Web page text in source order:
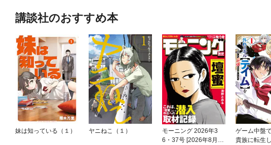
講談社のおすすめ本
妹は知っている（１） ヤニねこ（１）
モーニング 2026年3
6・37号 [2026年8月6
ゲーム中盤
貴族に転生